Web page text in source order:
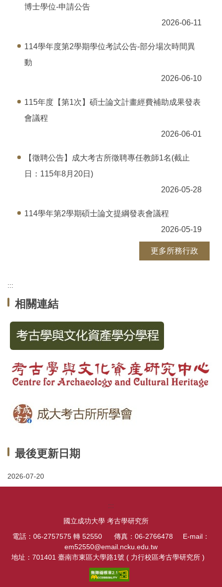
博士學位-申請公告
2026-06-11
114學年度第2學期學位考試公告-部分場次時間異
動
2026-06-10
115年度【第1次】碩士論文計畫經費補助成果發表
會議程
2026-06-01
【徵聘公告】成大考古所徵聘專任教師1名(截止
日：115年8月20日)
2026-05-28
114學年第2學期碩士論文提綱發表會議程
2026-05-19
更多所務行政
:::
相關連結
最後更新日期
2026-07-20
:::
國立成功大學 考古學研究所
電話：06-2757575 轉 52550 傳真：06-2766478 E-mail：
em52550@email.ncku.edu.tw
地址：701401 臺南市東區大學路1號 ( 力行校區考古學研究所 )